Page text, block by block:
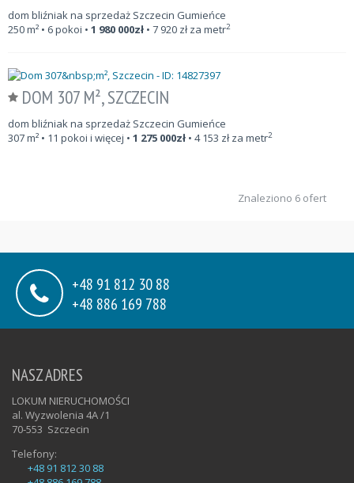
dom bliźniak na sprzedaż Szczecin Gumieńce
250m² • 6 pokoi • 1 980 000zł • 7 920 zł za metr2
DOM 307 M², SZCZECIN
dom bliźniak na sprzedaż Szczecin Gumieńce
307m² • 11 pokoi i więcej • 1 275 000zł • 4 153 zł za metr2
Znaleziono 6 ofert
+48 91 812 30 88
+48 886 169 788
NASZ ADRES
LOKUM NIERUCHOMOŚCI
al. Wyzwolenia 4A /1
70-553 Szczecin
Telefony:
+48 91 812 30 88